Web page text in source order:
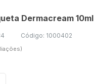
Dermacream 10ml
Código: 1000402